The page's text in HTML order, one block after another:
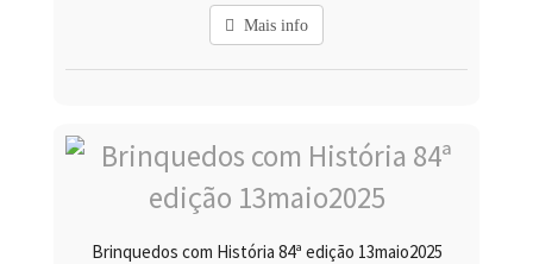
Mais info
Brinquedos com História 84ª edição 13maio2025